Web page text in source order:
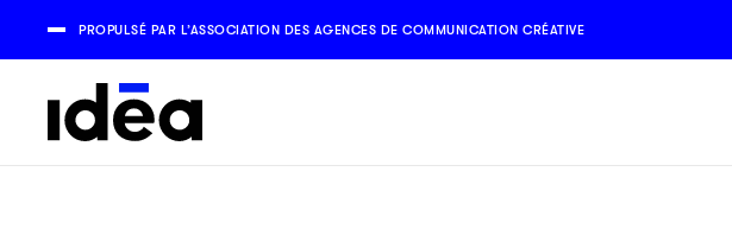
PROPULSÉ PAR L’ASSOCIATION DES AGENCES DE COMMUNICATION CRÉATIVE